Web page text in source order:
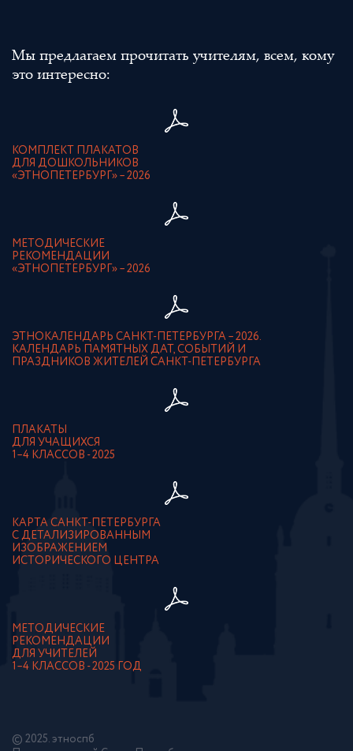
Мы предлагаем прочитать учителям, всем, кому
это интересно:
КОМПЛЕКТ ПЛАКАТОВ
ДЛЯ ДОШКОЛЬНИКОВ
«ЭТНОПЕТЕРБУРГ» – 2026
МЕТОДИЧЕСКИЕ
РЕКОМЕНДАЦИИ
«ЭТНОПЕТЕРБУРГ» – 2026
ЭТНОКАЛЕНДАРЬ САНКТ-ПЕТЕРБУРГА – 2026.
КАЛЕНДАРЬ ПАМЯТНЫХ ДАТ, СОБЫТИЙ И
ПРАЗДНИКОВ ЖИТЕЛЕЙ САНКТ-ПЕТЕРБУРГА
ПЛАКАТЫ
ДЛЯ УЧАЩИХСЯ
1–4 КЛАССОВ - 2025
КАРТА САНКТ-ПЕТЕРБУРГА
С ДЕТАЛИЗИРОВАННЫМ
ИЗОБРАЖЕНИЕМ
ИСТОРИЧЕСКОГО ЦЕНТРА
МЕТОДИЧЕСКИЕ
РЕКОМЕНДАЦИИ
ДЛЯ УЧИТЕЛЕЙ
1–4 КЛАССОВ - 2025 ГОД
© 2025. этноспб